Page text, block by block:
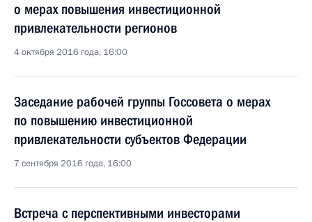
о мерах повышения инвестиционной
привлекательности регионов
4 октября 2016 года, 16:00
Заседание рабочей группы Госсовета о мерах
по повышению инвестиционной
привлекательности субъектов Федерации
7 сентября 2016 года, 16:00
Встреча с перспективными инвесторами